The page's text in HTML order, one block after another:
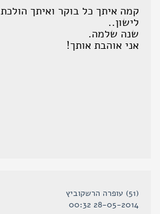
קמה איתך כל בוקר ואיתך הולכת
לישון..
שנה שלמה.
אני אוהבת אותך!
(51) עופרה הרשקוביץ
28-05-2014 00:32